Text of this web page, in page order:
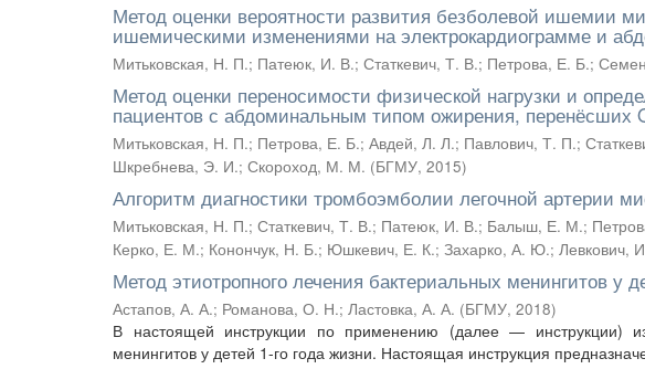
Метод оценки вероятности развития безболевой ишемии
ишемическими изменениями на электрокардиограмме и
Митьковская, Н. П.; Патеюк, И. В.; Статкевич, Т. В.; Петрова, Е. Б.;
Метод оценки переносимости физической нагрузки и
пациентов с абдоминальным типом ожирения, перенёсших
Митьковская, Н. П.; Петрова, Е. Б.; Авдей, Л. Л.; Павлович, Т. П.;
Шкребнева, Э. И.; Скороход, М. М. (БГМУ, 2015)
Алгоритм диагностики тромбоэмболии легочной артерии
Митьковская, Н. П.; Статкевич, Т. В.; Патеюк, И. В.; Балыш, Е. М.;
Керко, Е. М.; Конончук, Н. Б.; Юшкевич, Е. К.; Захарко, А. Ю.; Левкович,
Метод этиотропного лечения бактериальных менингитов у
Астапов, А. А.; Романова, О. Н.; Ластовка, А. А. (БГМУ, 2018)
В настоящей инструкции по применению (далее — инструкции)
менингитов у детей 1-го года жизни. Настоящая инструкция